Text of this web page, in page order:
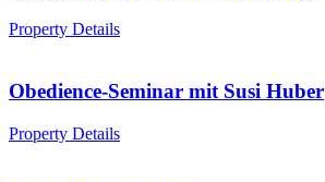
Property Details
Obedience-Seminar mit Susi Huber
Property Details